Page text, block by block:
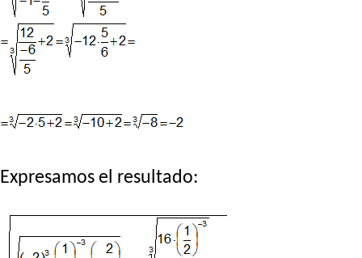
Expresamos el resultado: